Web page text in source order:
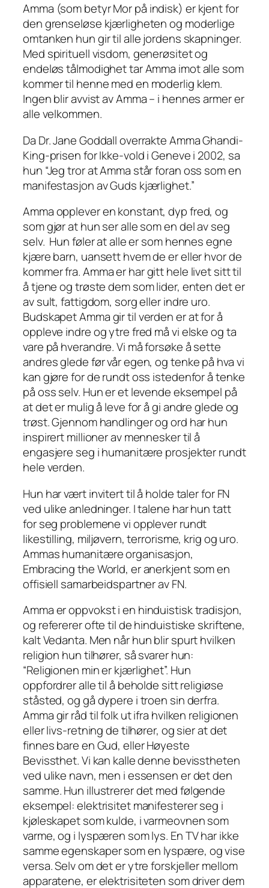
Amma (som betyr Mor på indisk) er kjent for
den grenseløse kjærligheten og moderlige
omtanken hun gir til alle jordens skapninger.
Med spirituell visdom, generøsitet og
endeløs tålmodighet tar Amma imot alle som
kommer til henne med en moderlig klem.
Ingen blir avvist av Amma – i hennes armer er
alle velkommen.
Da Dr. Jane Goddall overrakte Amma Ghandi-
King-prisen for Ikke-vold i Geneve i 2002, sa
hun “Jeg tror at Amma står foran oss som en
manifestasjon av Guds kjærlighet.”
Amma opplever en konstant, dyp fred, og
som gjør at hun ser alle som en del av seg
selv. Hun føler at alle er som hennes egne
kjære barn, uansett hvem de er eller hvor de
kommer fra. Amma er har gitt hele livet sitt til
å tjene og trøste dem som lider, enten det er
av sult, fattigdom, sorg eller indre uro.
Budskapet Amma gir til verden er at for å
oppleve indre og ytre fred må vi elske og ta
vare på hverandre. Vi må forsøke å sette
andres glede før vår egen, og tenke på hva vi
kan gjøre for de rundt oss istedenfor å tenke
på oss selv. Hun er et levende eksempel på
at det er mulig å leve for å gi andre glede og
trøst. Gjennom handlinger og ord har hun
inspirert millioner av mennesker til å
engasjere seg i humanitære prosjekter rundt
hele verden.
Hun har vært invitert til å holde taler for FN
ved ulike anledninger. I talene har hun tatt
for seg problemene vi opplever rundt
likestilling, miljøvern, terrorisme, krig og uro.
Ammas humanitære organisasjon,
Embracing the World, er anerkjent som en
offisiell samarbeidspartner av FN.
Amma er oppvokst i en hinduistisk tradisjon,
og refererer ofte til de hinduistiske skriftene,
kalt Vedanta. Men når hun blir spurt hvilken
religion hun tilhører, så svarer hun:
“Religionen min er kjærlighet”. Hun
oppfordrer alle til å beholde sitt religiøse
ståsted, og gå dypere i troen sin derfra.
Amma gir råd til folk ut ifra hvilken religionen
eller livs-retning de tilhører, og sier at det
finnes bare en Gud, eller Høyeste
Bevissthet. Vi kan kalle denne bevisstheten
ved ulike navn, men i essensen er det den
samme. Hun illustrerer det med følgende
eksempel: elektrisitet manifesterer seg i
kjøleskapet som kulde, i varmeovnen som
varme, og i lyspæren som lys. En TV har ikke
samme egenskaper som en lyspære, og vise
versa. Selv om det er ytre forskjeller mellom
apparatene, er elektrisiteten som driver dem